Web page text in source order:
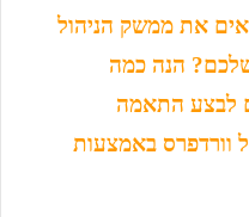
את ממשק הניהול
הנה כמה
לבצע התאמה
וורדפרס באמצעות